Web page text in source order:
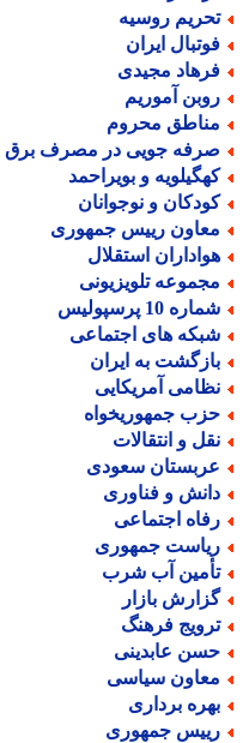
روسیه
ایران
مجیدی
آموریم
محروم
جویی در مصرف برق
و بویراحمد
و نوجوانان
رییس جمهوری
استقلال
تلویزیونی
10 پرسپولیس
های اجتماعی
به ایران
آمریکایی
جمهوریخواه
و انتقالات
سعودی
و فناوری
اجتماعی
جمهوری
آب شرب
بازار
فرهنگ
عابدینی
سیاسی
برداری
جمهوری